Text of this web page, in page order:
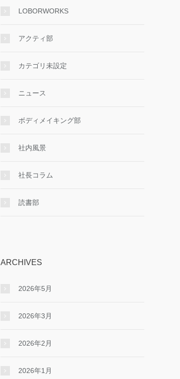
LOBORWORKS
アクティ部
カテゴリ未設定
ニュース
ボディメイキング部
社内風景
社長コラム
読書部
ARCHIVES
2026年5月
2026年3月
2026年2月
2026年1月